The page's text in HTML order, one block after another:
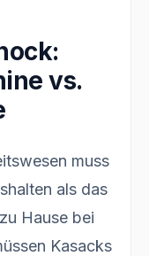
vs.
muss
als das
Hause bei
Kasacks